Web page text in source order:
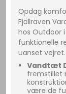
Opdag
Fjällräven
hos Outdoor
funktionelle
uanset vejret.
Vandtæt
fremstillet
være de